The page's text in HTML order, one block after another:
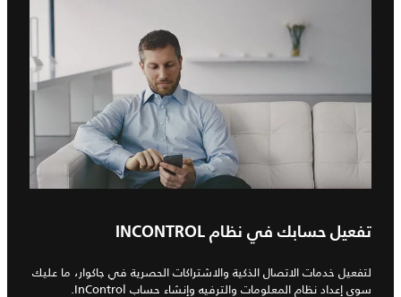
تفعيل حسابك في نظام INCONTROL
لتفعيل خدمات الاتصال الذكية والاشتراكات الحصرية في جاكوار، ما عليك
سوى إعداد نظام المعلومات والترفيه وإنشاء حساب InControl.